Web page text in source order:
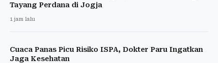
Tayang Perdana di Jogja
1 jam lalu
Cuaca Panas Picu Risiko ISPA, Dokter Paru Ingatkan
Jaga Kesehatan